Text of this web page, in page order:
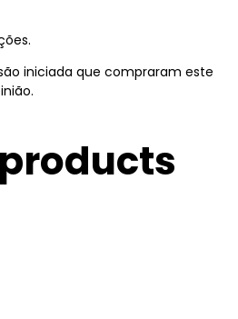
iniciada que compraram este